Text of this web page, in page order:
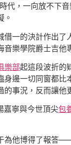
代，一向放不下
。
一的決計作出了
音樂學院爵士吉他
樂部起這段波折的
身邊一切同窗都
的事況，反而讓他
寧與今世頂尖包
他博得了報答——